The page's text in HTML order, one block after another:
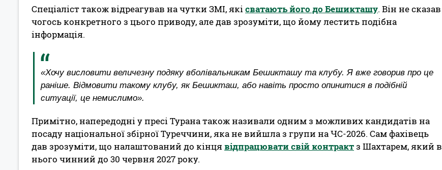
Спеціаліст також відреагував на чутки ЗМІ, які сватають його до Бешикташу. Він не сказав
чогось конкретного з цього приводу, але дав зрозуміти, що йому лестить подібна
інформація.
«Хочу висловити величезну подяку вболівальникам Бешикташу та клубу. Я вже говорив про це
раніше. Відмовити такому клубу, як Бешикташ, або навіть просто опинитися в подібній
ситуації, це немислимо».
Примітно, напередодні у пресі Турана також називали одним з можливих кандидатів на
посаду національної збірної Туреччини, яка не вийшла з групи на ЧС-2026. Сам фахівець
дав зрозуміти, що налаштований до кінця відпрацювати свій контрактз Шахтарем, який в
нього чинний до 30 червня 2027 року.